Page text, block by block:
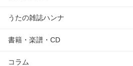
うたの雑誌ハンナ
書籍・楽譜・CD
コラム